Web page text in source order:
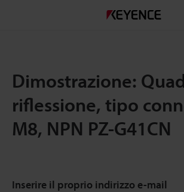
Dimostrazione:
riflessione, tipo
M8, NPN PZ-G41CN
Inserire il proprio indirizzo e-mail